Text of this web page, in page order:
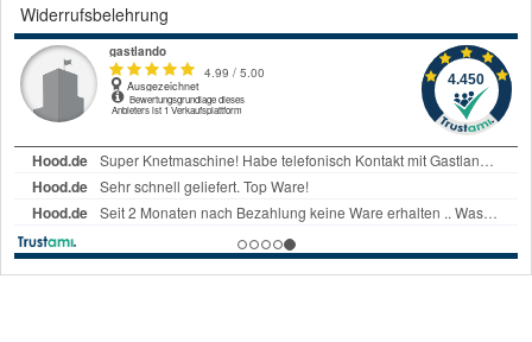
Widerrufsbelehrung